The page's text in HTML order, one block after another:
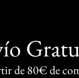
de 80€ de